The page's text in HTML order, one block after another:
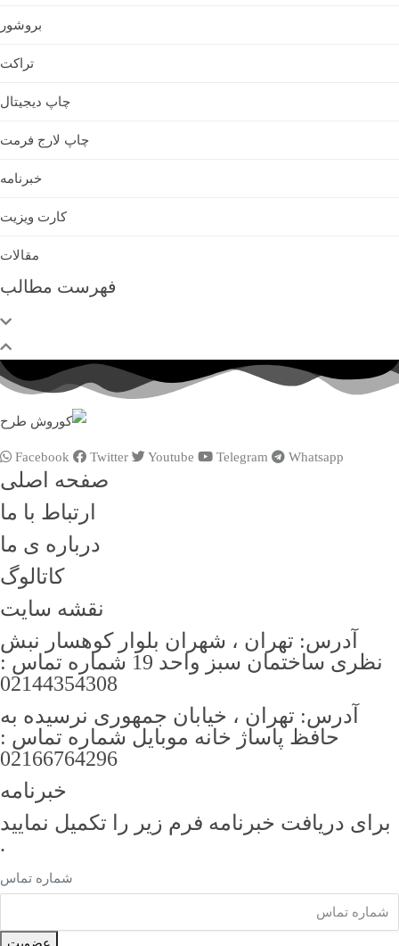
بروشور
تراکت
چاپ دیجیتال
چاپ لارج فرمت
خبرنامه
کارت ویزیت
مقالات
فهرست مطالب
Facebook Twitter Youtube Telegram Whatsapp
صفحه اصلی
ارتباط با ما
درباره ی ما
کاتالوگ
نقشه سایت
آدرس: تهران ، شهران بلوار کوهسار نبش
نظری ساختمان سبز واحد 19 شماره تماس :
02144354308
آدرس: تهران ، خیابان جمهوری نرسیده به
حافظ پاساژ خانه موبایل شماره تماس :
02166764296
خبرنامه
دریافت خبرنامه فرم زیر را تکمیل نمایید
شماره تماس